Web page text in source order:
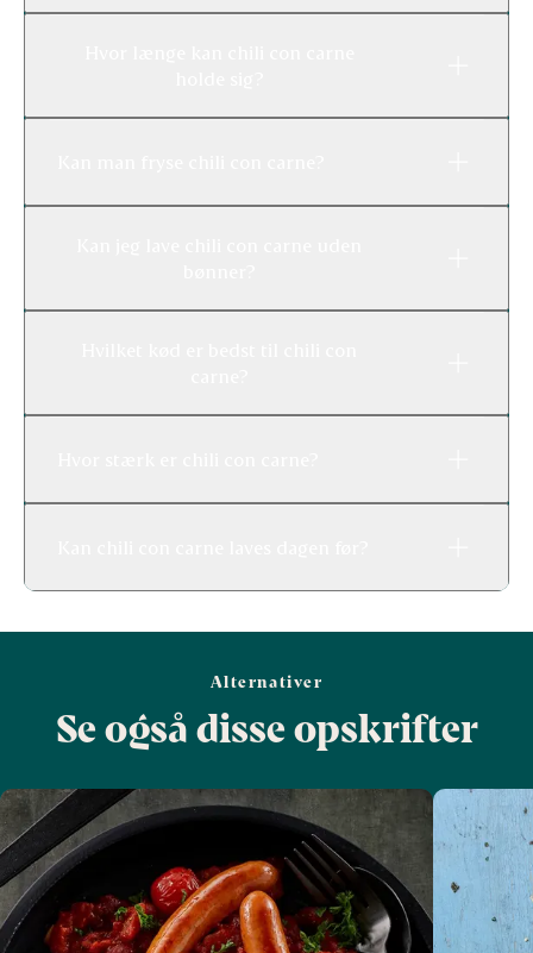
Alternativer
Se også disse opskrifter